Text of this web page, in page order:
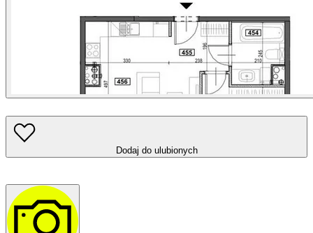
Dodaj do ulubionych